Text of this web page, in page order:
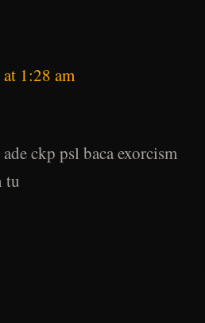
1:28 am
ckp psl baca exorcism
tu